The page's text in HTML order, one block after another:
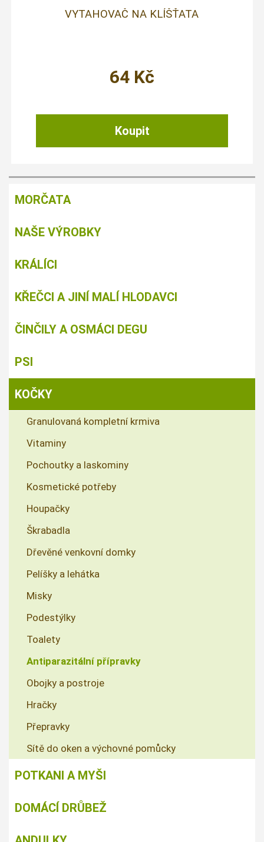
VYTAHOVAČ NA KLÍŠŤATA
64 Kč
MORČATA
NAŠE VÝROBKY
KRÁLÍCI
KŘEČCI A JINÍ MALÍ HLODAVCI
ČINČILY A OSMÁCI DEGU
PSI
KOČKY
Granulovaná kompletní krmiva
Vitaminy
Pochoutky a laskominy
Kosmetické potřeby
Houpačky
Škrabadla
Dřevěné venkovní domky
Pelíšky a lehátka
Misky
Podestýlky
Toalety
Antiparazitální přípravky
Obojky a postroje
Hračky
Přepravky
Sítě do oken a výchovné pomůcky
POTKANI A MYŠI
DOMÁCÍ DRŮBEŽ